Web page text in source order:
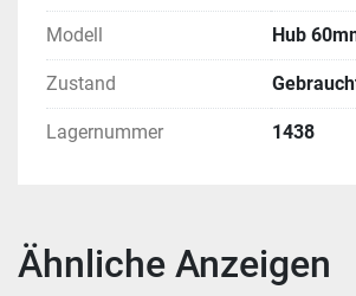
Modell Hub
Zustand
Lagernummer 1438
Ähnliche Anzeigen